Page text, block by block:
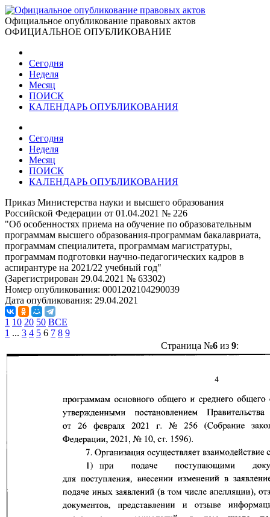
Официальное опубликование правовых актов
ОФИЦИАЛЬНОЕ ОПУБЛИКОВАНИЕ
Сегодня
Неделя
Месяц
ПОИСК
КАЛЕНДАРЬ ОПУБЛИКОВАНИЯ
Сегодня
Неделя
Месяц
ПОИСК
КАЛЕНДАРЬ ОПУБЛИКОВАНИЯ
Приказ Министерства науки и высшего образования
Российской Федерации от 01.04.2021 № 226
"Об особенностях приема на обучение по образовательным
программам высшего образования-программам бакалавриата,
программам специалитета, программам магистратуры,
программам подготовки научно-педагогических кадров в
аспирантуре на 2021/22 учебный год"
(Зарегистрирован 29.04.2021 № 63302)
Номер опубликования: 0001202104290039
Дата опубликования: 29.04.2021
1 10 20 50 ВСЕ
1 ... 3 4 5 6 7 8 9
Страница №6из 9: